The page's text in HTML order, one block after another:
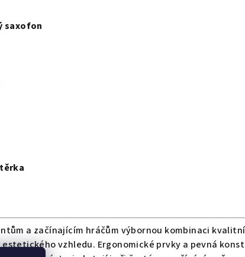
saxofon
a začínajícím hráčům výbornou kombinaci
vzhledu. Ergonomické prvky a pevná